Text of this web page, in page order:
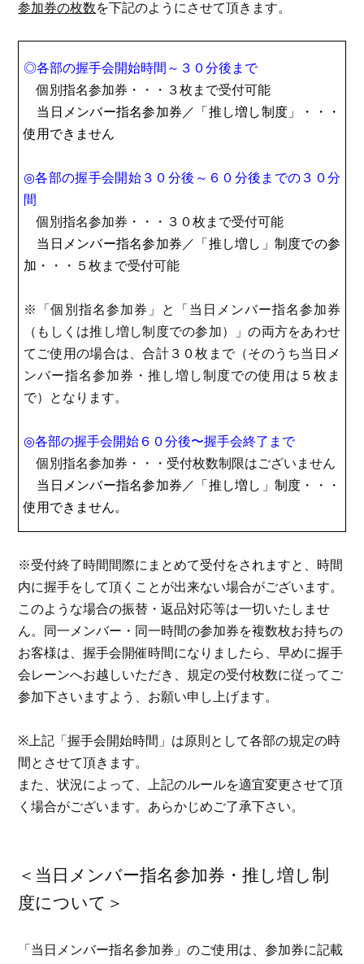
参加券の枚数を下記のようにさせて頂きます。
◎各部の握手会開始時間～３０分後まで
個別指名参加券・・・３枚まで受付可能
当日メンバー指名参加券／「推し増し制度」・・・
使用できません
◎各部の握手会開始３０分後～６０分後までの３０分
間
個別指名参加券・・・３０枚まで受付可能
当日メンバー指名参加券／「推し増し」制度での参
加 ・・・５枚まで受付可能
※「個別指名参加券」と「当日メンバー指名参加券
（もしくは推し増し制度での参加）」の両方をあわせ
てご使用の場合は、合計３０枚まで（そのうち当日メ
ンバー指名参加券・推し増し制度での使用は５枚ま
で）となります。
◎各部の握手会開始６０分後〜握手会終了まで
個別指名参加券・・・受付枚数制限はございません
当日メンバー指名参加券／「推し増し」制度 ・・・
使用できません。
※受付終了時間間際にまとめて受付をされますと、時間
内に握手をして頂くことが出来ない場合がございます。
このような場合の振替・返品対応等は一切いたしませ
ん。同一メンバー・同一時間の参加券を複数枚お持ちの
お客様は、握手会開催時間になりましたら、早めに握手
会レーンへお越しいただき、規定の受付枚数に従ってご
参加下さいますよう、お願い申し上げます。
※上記「握手会開始時間」は原則として各部の規定の時
間とさせて頂きます。
また、状況によって、上記のルールを適宜変更させて頂
く場合がございます。あらかじめご了承下さい。
＜当日メンバー指名参加券・推し増し制
度について＞
「当日メンバー指名参加券」のご使用は、参加券に記載